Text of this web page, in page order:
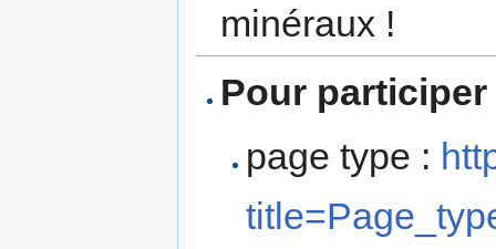
minéraux !
Pour
page type :